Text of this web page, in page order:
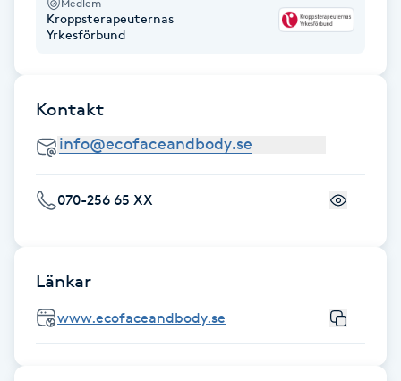
Hot Stone Massage
Hudföryngring
Huduppstramning
Hudvård
Hyperhidros
Hypnos
Medlem
Kroppsterapeuternas
Yrkesförbund
Kontakt
070-256 65 XX
Länkar
www.ecofaceandbody.se